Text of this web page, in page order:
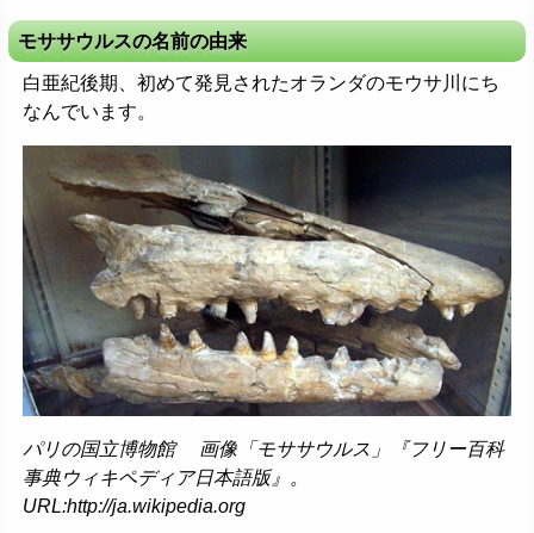
モササウルスの名前の由来
白亜紀後期、初めて発見されたオランダのモウサ川にち
なんでいます。
パリの国立博物館 画像「モササウルス」『フリー百科
事典ウィキペディア日本語版』。
URL:http://ja.wikipedia.org